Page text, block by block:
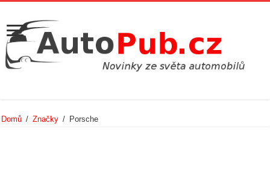
Domů / Značky / Porsche